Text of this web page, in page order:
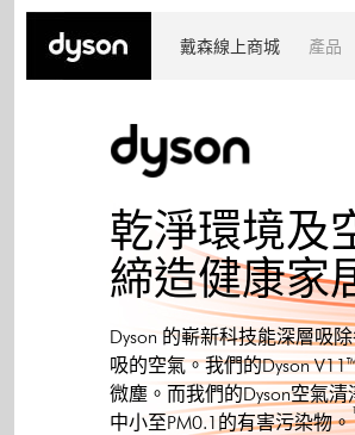
戴森線上商城 產品
乾淨環境及
締造健康家
Dyson 的嶄新科技能深層吸
吸的空氣。我們的Dyson
微塵。而我們的Dyson空氣
中小至PM0.1的有害污染物。